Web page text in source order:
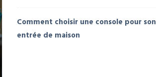
Comment choisir une console pour son
entrée de maison